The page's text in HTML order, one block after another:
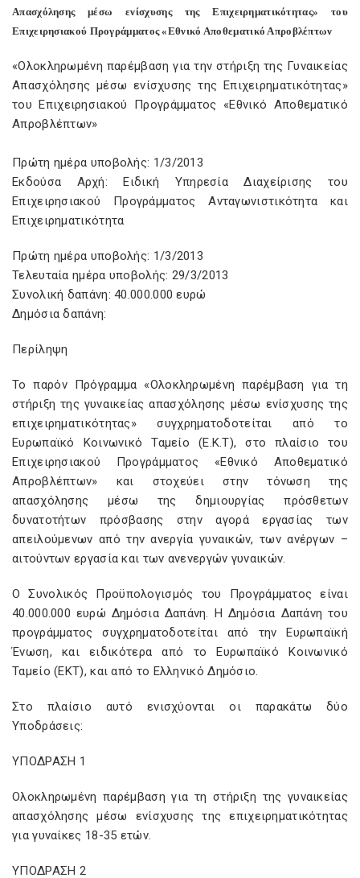
Απασχόλησης µέσω ενίσχυσης της Επιχειρηµατικότητας» του
Επιχειρησιακού Προγράµµατος «Εθνικό Αποθεµατικό Απροβλέπτων
«Ολοκληρωµένη παρέµβαση για την στήριξη της Γυναικείας
Απασχόλησης µέσω ενίσχυσης της Επιχειρηµατικότητας»
του Επιχειρησιακού Προγράµµατος «Εθνικό Αποθεµατικό
Απροβλέπτων»
Πρώτη ημέρα υποβολής: 1/3/2013
Εκδούσα Αρχή: Ειδική Υπηρεσία Διαχείρισης του
Επιχειρησιακού Προγράμματος Ανταγωνιστικότητα και
Επιχειρηματικότητα
Πρώτη ημέρα υποβολής: 1/3/2013
Τελευταία ημέρα υποβολής: 29/3/2013
Συνολική δαπάνη: 40.000.000 ευρώ
Δημόσια δαπάνη:
Περίληψη
Το παρόν Πρόγραµµα «Ολοκληρωµένη παρέµβαση για τη
στήριξη της γυναικείας απασχόλησης µέσω ενίσχυσης της
επιχειρηµατικότητας» συγχρηµατοδοτείται από το
Ευρωπαϊκό Κοινωνικό Ταµείο (Ε.Κ.Τ), στο πλαίσιο του
Επιχειρησιακού Προγράµµατος «Εθνικό Αποθεµατικό
Απροβλέπτων» και στοχεύει στην τόνωση της
απασχόλησης µέσω της δηµιουργίας πρόσθετων
δυνατοτήτων πρόσβασης στην αγορά εργασίας των
απειλούµενων από την ανεργία γυναικών, των ανέργων –
αιτούντων εργασία και των ανενεργών γυναικών.
Ο Συνολικός Προϋπολογισµός του Προγράµµατος είναι
40.000.000 ευρώ ∆ηµόσια ∆απάνη. Η ∆ηµόσια ∆απάνη του
προγράµµατος συγχρηµατοδοτείται από την Ευρωπαϊκή
Ένωση, και ειδικότερα από το Ευρωπαϊκό Κοινωνικό
Ταµείο (ΕΚΤ), και από το Ελληνικό ∆ηµόσιο.
Στο πλαίσιο αυτό ενισχύονται οι παρακάτω δύο
Υποδράσεις:
ΥΠΟ∆ΡΑΣΗ 1
Ολοκληρωµένη παρέµβαση για τη στήριξη της γυναικείας
απασχόλησης µέσω ενίσχυσης της επιχειρηµατικότητας
για γυναίκες 18-35 ετών.
ΥΠΟ∆ΡΑΣΗ 2